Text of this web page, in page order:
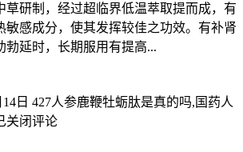
草研制，经过超临界低温萃取提而成，有
敏感成分，使其发挥较佳之功效。有补肾
勃延时，长期服用有提高...
日 427人参鹿鞭牡蛎肽是真的吗,国药人
关闭评论